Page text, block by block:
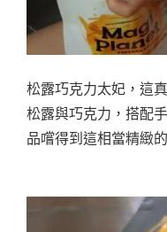
松露巧克力太妃，這
松露與巧克力，搭配
品嚐得到這相當精緻